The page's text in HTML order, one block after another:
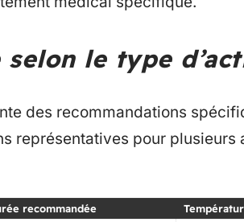
le type
des recommandations
représentatives pour plusieurs
recommandée